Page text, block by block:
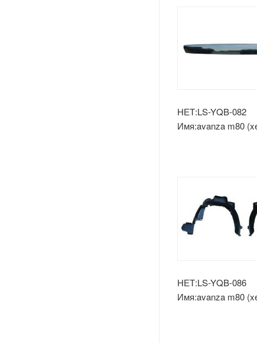
НЕТ:LS-YQB-082
Имя:avanza m80
НЕТ:LS-YQB-086
Имя:avanza m80